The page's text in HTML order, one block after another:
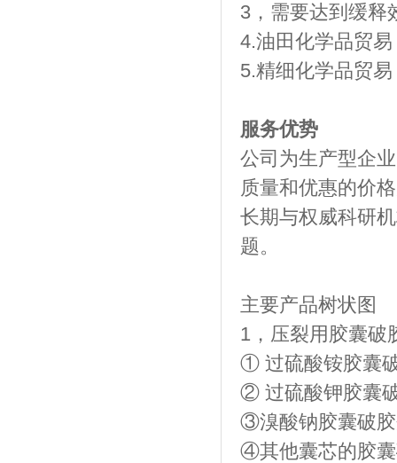
3，需要达到缓释
4.油田化学品贸易
5.精细化学品贸易
服务优势
公司为生产型企
质量和优惠的价
长期与权威科研
题。
主要产品树状图
1，压裂用胶囊破
① 过硫酸铵胶囊
② 过硫酸钾胶囊
③溴酸钠胶囊破
④其他囊芯的胶